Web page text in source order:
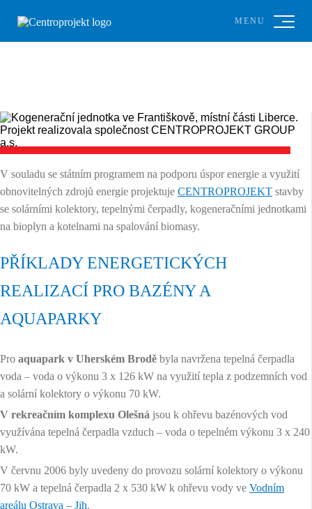
MENU
V souladu se státním programem na podporu úspor energie a využití
obnovitelných zdrojů energie projektuje CENTROPROJEKT stavby
se solárními kolektory, tepelnými čerpadly, kogeneračními jednotkami
na bioplyn a kotelnami na spalování biomasy.
PŘÍKLADY ENERGETICKÝCH
REALIZACÍ PRO BAZÉNY A
AQUAPARKY
Pro aquapark v Uherském Brodě byla navržena tepelná čerpadla
voda – voda o výkonu 3 x 126 kW na využití tepla z podzemních vod
a solární kolektory o výkonu 70 kW.
V rekreačním komplexu Olešná jsou k ohřevu bazénových vod
využívána tepelná čerpadla vzduch – voda o tepelném výkonu 3 x 240
kW.
V červnu 2006 byly uvedeny do provozu solární kolektory o výkonu
70 kW a tepelná čerpadla 2 x 530 kW k ohřevu vody ve Vodním
areálu Ostrava – Jih.